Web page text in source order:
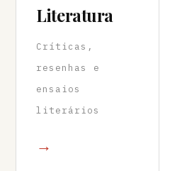
Literatura
Críticas,
resenhas e
ensaios
literários
→